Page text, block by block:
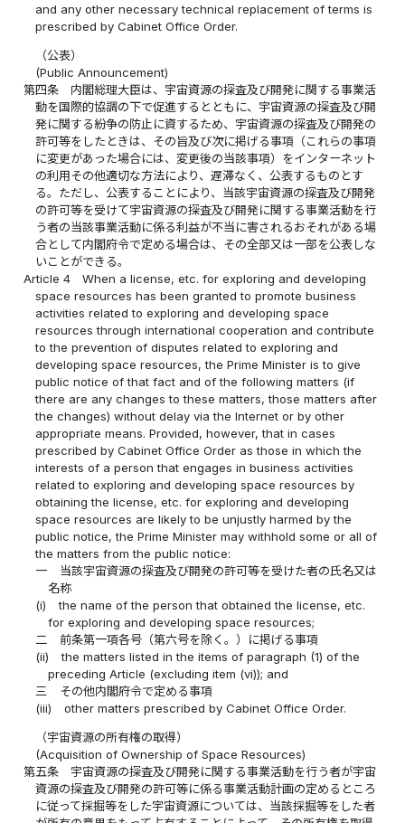
and any other necessary technical replacement of terms is
prescribed by Cabinet Office Order.
（公表）
(Public Announcement)
第四条
内閣総理大臣は、宇宙資源の探査及び開発に関する事業活
動を国際的協調の下で促進するとともに、宇宙資源の探査及び開
発に関する紛争の防止に資するため、宇宙資源の探査及び開発の
許可等をしたときは、その旨及び次に掲げる事項（これらの事項
に変更があった場合には、変更後の当該事項）をインターネット
の利用その他適切な方法により、遅滞なく、公表するものとす
る。ただし、公表することにより、当該宇宙資源の探査及び開発
の許可等を受けて宇宙資源の探査及び開発に関する事業活動を行
う者の当該事業活動に係る利益が不当に害されるおそれがある場
合として内閣府令で定める場合は、その全部又は一部を公表しな
いことができる。
Article 4
When a license, etc. for exploring and developing
space resources has been granted to promote business
activities related to exploring and developing space
resources through international cooperation and contribute
to the prevention of disputes related to exploring and
developing space resources, the Prime Minister is to give
public notice of that fact and of the following matters (if
there are any changes to these matters, those matters after
the changes) without delay via the Internet or by other
appropriate means. Provided, however, that in cases
prescribed by Cabinet Office Order as those in which the
interests of a person that engages in business activities
related to exploring and developing space resources by
obtaining the license, etc. for exploring and developing
space resources are likely to be unjustly harmed by the
public notice, the Prime Minister may withhold some or all of
the matters from the public notice:
一
当該宇宙資源の探査及び開発の許可等を受けた者の氏名又は
名称
(i)
the name of the person that obtained the license, etc.
for exploring and developing space resources;
二
前条第一項各号（第六号を除く。）に掲げる事項
(ii)
the matters listed in the items of paragraph (1) of the
preceding Article (excluding item (vi)); and
三
その他内閣府令で定める事項
(iii)
other matters prescribed by Cabinet Office Order.
（宇宙資源の所有権の取得）
(Acquisition of Ownership of Space Resources)
第五条
宇宙資源の探査及び開発に関する事業活動を行う者が宇宙
資源の探査及び開発の許可等に係る事業活動計画の定めるところ
に従って採掘等をした宇宙資源については、当該採掘等をした者